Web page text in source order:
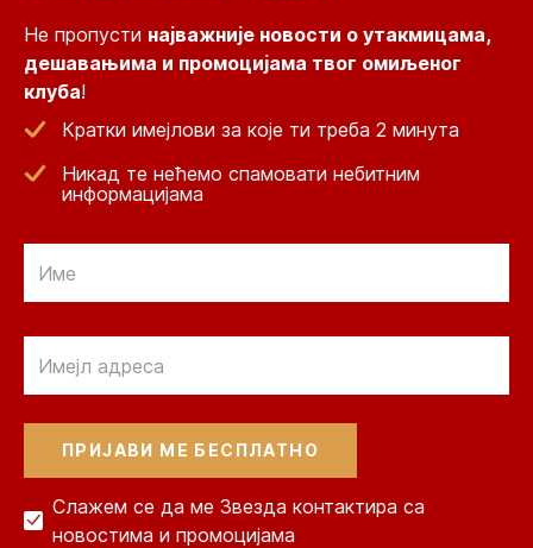
Не пропусти најважније новости о утакмицама,
дешавањима и промоцијама твог омиљеног
клуба!
Кратки имејлови за које ти треба 2 минута
Никад те нећемо спамовати небитним
информацијама
Слажем се да ме Звезда контактира са
новостима и промоцијама